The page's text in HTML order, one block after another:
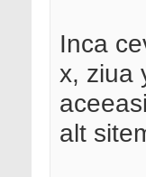
Inca
x, ziua
alt